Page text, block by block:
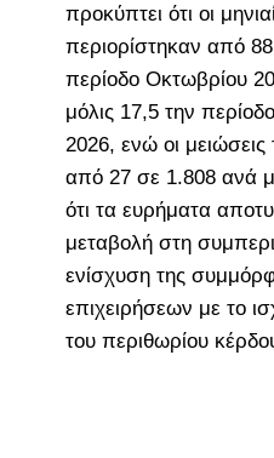
προκύπτει ότι οι
περιορίστηκαν από
περίοδο Οκτωβρίου
μόλις 17,5 την
2026, ενώ οι μειώσεις
από 27 σε 1.808 ανά
ότι τα ευρήματα
μεταβολή στη
ενίσχυση της
επιχειρήσεων με το
του περιθωρίου